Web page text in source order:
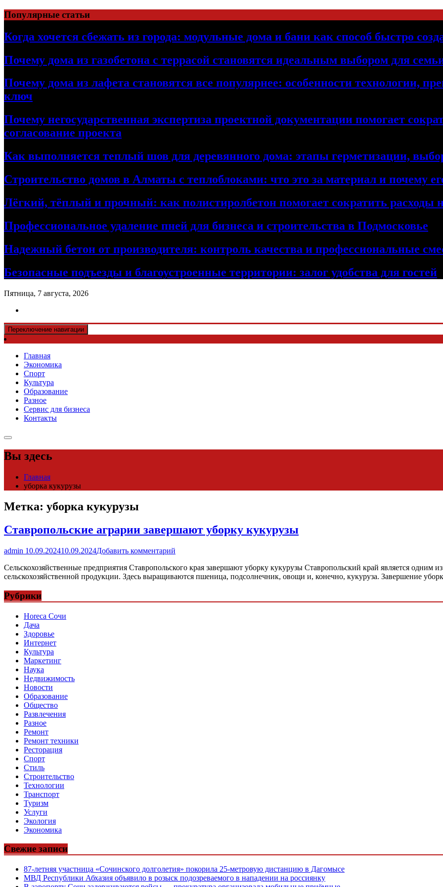
Перейти
к
содержимому
Популярные статьи
Когда хочется сбежать из города: модульные дома и бани как способ быстро
Почему дома из газобетона с террасой становятся идеальным выбором для
Почему дома из лафета становятся все популярнее: особенности технологии,
ключ
Почему негосударственная экспертиза проектной документации помогает
согласование проекта
Как выполняется теплый шов для деревянного дома: этапы герметизации,
Строительство домов в Алматы с теплоблоками: что это за материал и почему
Лёгкий, тёплый и прочный: как полистиролбетон помогает сократить расходы
Профессиональное удаление пней для бизнеса и строительства в Подмосковье
Надежный бетон от производителя: контроль качества и профессиональные
Безопасные подъезды и благоустроенные территории: залог удобства для гостей
Пятница, 7 августа, 2026
Переключение навигации
Главная
Экономика
Спорт
Культура
Образование
Разное
Сервис для бизнеса
Контакты
Вы здесь
Главная
уборка кукурузы
Метка: уборка кукурузы
Ставропольские аграрии завершают уборку кукурузы
admin 10.09.202410.09.2024Добавить комментарий
Сельскохозяйственные предприятия Ставропольского края завершают уборку кукурузы Ставропольский край является одним
сельскохозяйственной продукции. Здесь выращиваются пшеница, подсолнечник, овощи и, конечно, кукуруза. Завершение
Рубрики
Horeca Сочи
Дача
Здоровье
Интернет
Культура
Маркетинг
Наука
Недвижимость
Новости
Образование
Общество
Развлечения
Разное
Ремонт
Ремонт техники
Ресторация
Спорт
Стиль
Строительство
Технологии
Транспорт
Туризм
Услуги
Экология
Экономика
Свежие записи
87-летняя участница «Сочинского долголетия» покорила 25-метровую дистанцию в Дагомысе
МВД Республики Абхазия объявило в розыск подозреваемого в нападении на россиянку